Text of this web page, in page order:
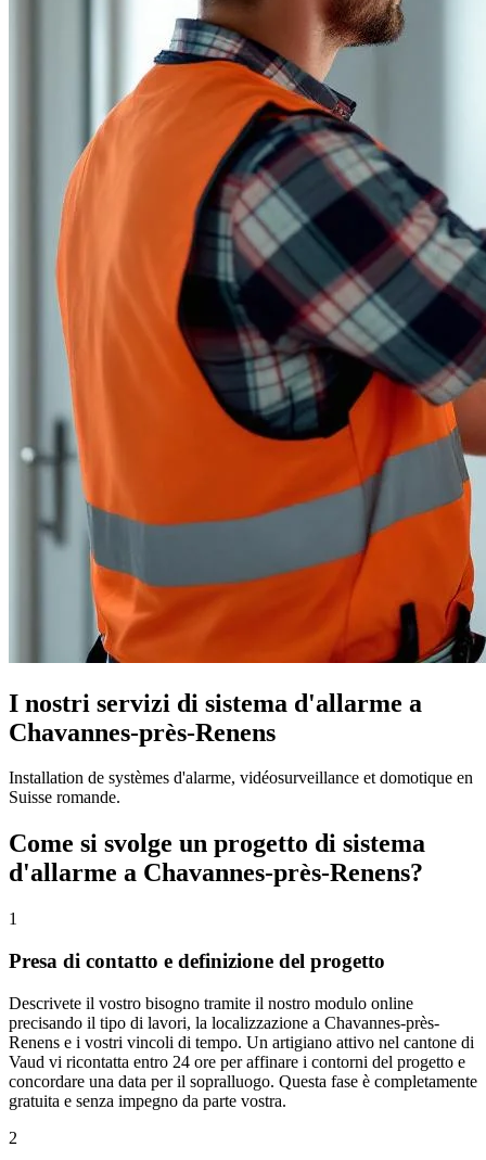
I nostri servizi di sistema d'allarme a
Chavannes-près-Renens
Installation de systèmes d'alarme, vidéosurveillance et domotique en
Suisse romande.
Come si svolge un progetto di sistema
d'allarme a Chavannes-près-Renens?
1
Presa di contatto e definizione del progetto
Descrivete il vostro bisogno tramite il nostro modulo online
precisando il tipo di lavori, la localizzazione a Chavannes-près-
Renens e i vostri vincoli di tempo. Un artigiano attivo nel cantone di
Vaud vi ricontatta entro 24 ore per affinare i contorni del progetto e
concordare una data per il sopralluogo. Questa fase è completamente
gratuita e senza impegno da parte vostra.
2